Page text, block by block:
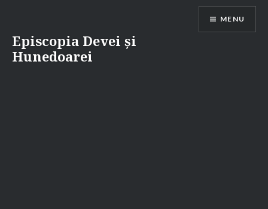
content
Episcopia Devei și
Hunedoarei
MENU